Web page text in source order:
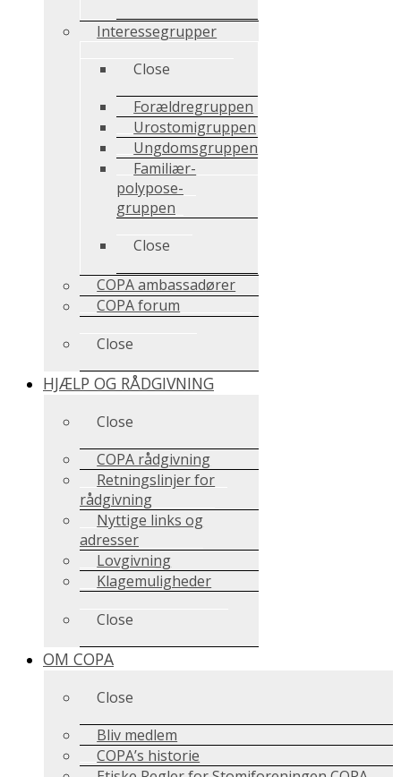
Interessegrupper
Close
Forældregruppen
Urostomigruppen
Ungdomsgruppen
Familiær-
polypose-
gruppen
Close
COPA ambassadører
COPA forum
Close
HJÆLP OG RÅDGIVNING
Close
COPA rådgivning
Retningslinjer for
rådgivning
Nyttige links og
adresser
Lovgivning
Klagemuligheder
Close
OM COPA
Close
Bliv medlem
COPA’s historie